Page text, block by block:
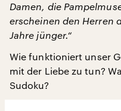
Damen, die
erscheinen den Herren
Jahre jünger.“
Wie funktioniert unser
mit der Liebe zu tun?
Sudoku?